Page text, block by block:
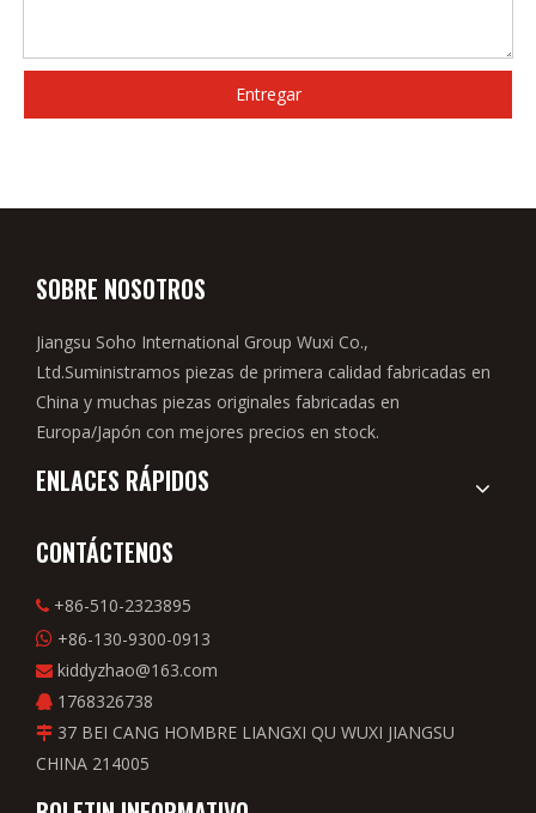
Entregar
SOBRE NOSOTROS
Jiangsu Soho International Group Wuxi Co.,
Ltd.Suministramos piezas de primera calidad fabricadas en
China y muchas piezas originales fabricadas en
Europa/Japón con mejores precios en stock.
ENLACES RÁPIDOS
CONTÁCTENOS
 +86-510-2323895
 +86-130-9300-0913
 kiddyzhao@163.com
 1768326738
 37 BEI CANG HOMBRE LIANGXI QU WUXI JIANGSU
CHINA 214005